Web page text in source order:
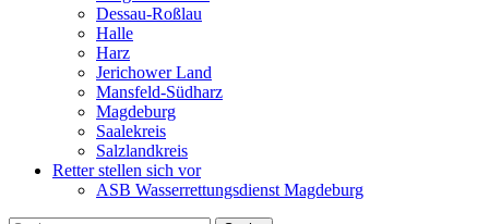
Dessau-Roßlau
Halle
Harz
Jerichower Land
Mansfeld-Südharz
Magdeburg
Saalekreis
Salzlandkreis
Retter stellen sich vor
ASB Wasserrettungsdienst Magdeburg